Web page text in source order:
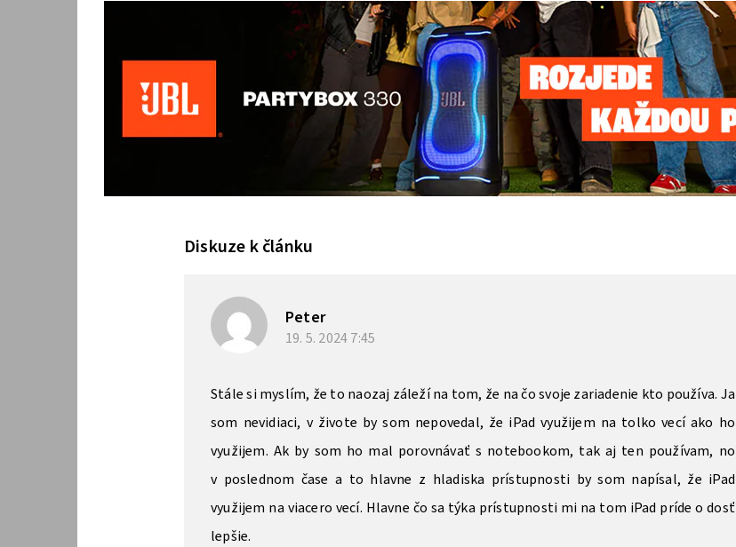
Diskuze k článku
Peter
19. 5. 20247:45
Stále si myslím, že to naozaj záleží na tom, že na čo svoje zariadenie kto používa. Ja
som nevidiaci, v živote by som nepovedal, že iPad využijem na tolko vecí ako ho
využijem. Ak by som ho mal porovnávať s notebookom, tak aj ten používam, no
v poslednom čase a to hlavne z hladiska prístupnosti by som napísal, že iPad
využijem na viacero vecí. Hlavne čo sa týka prístupnosti mi na tom iPad príde o dosť
lepšie.